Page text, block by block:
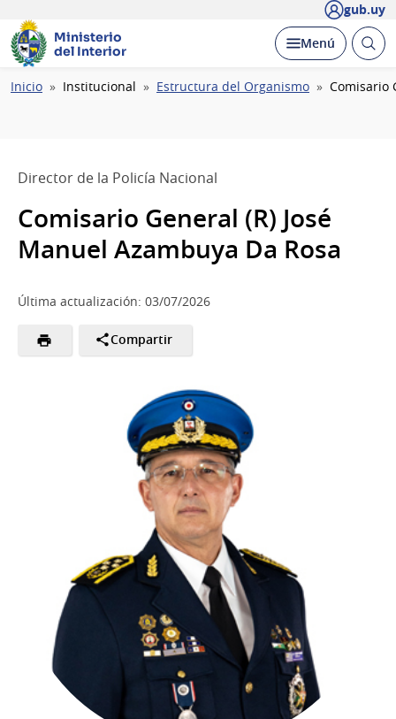
gub.uy
Ministerio
del Interior
Desplegar
Menú Abrir
Ruta
Inicio Institucional Estructura del Organismo Comisario
Director de la Policía Nacional
Comisario General (R) José
Manuel Azambuya Da Rosa
Última actualización: 03/07/2026
Compartir